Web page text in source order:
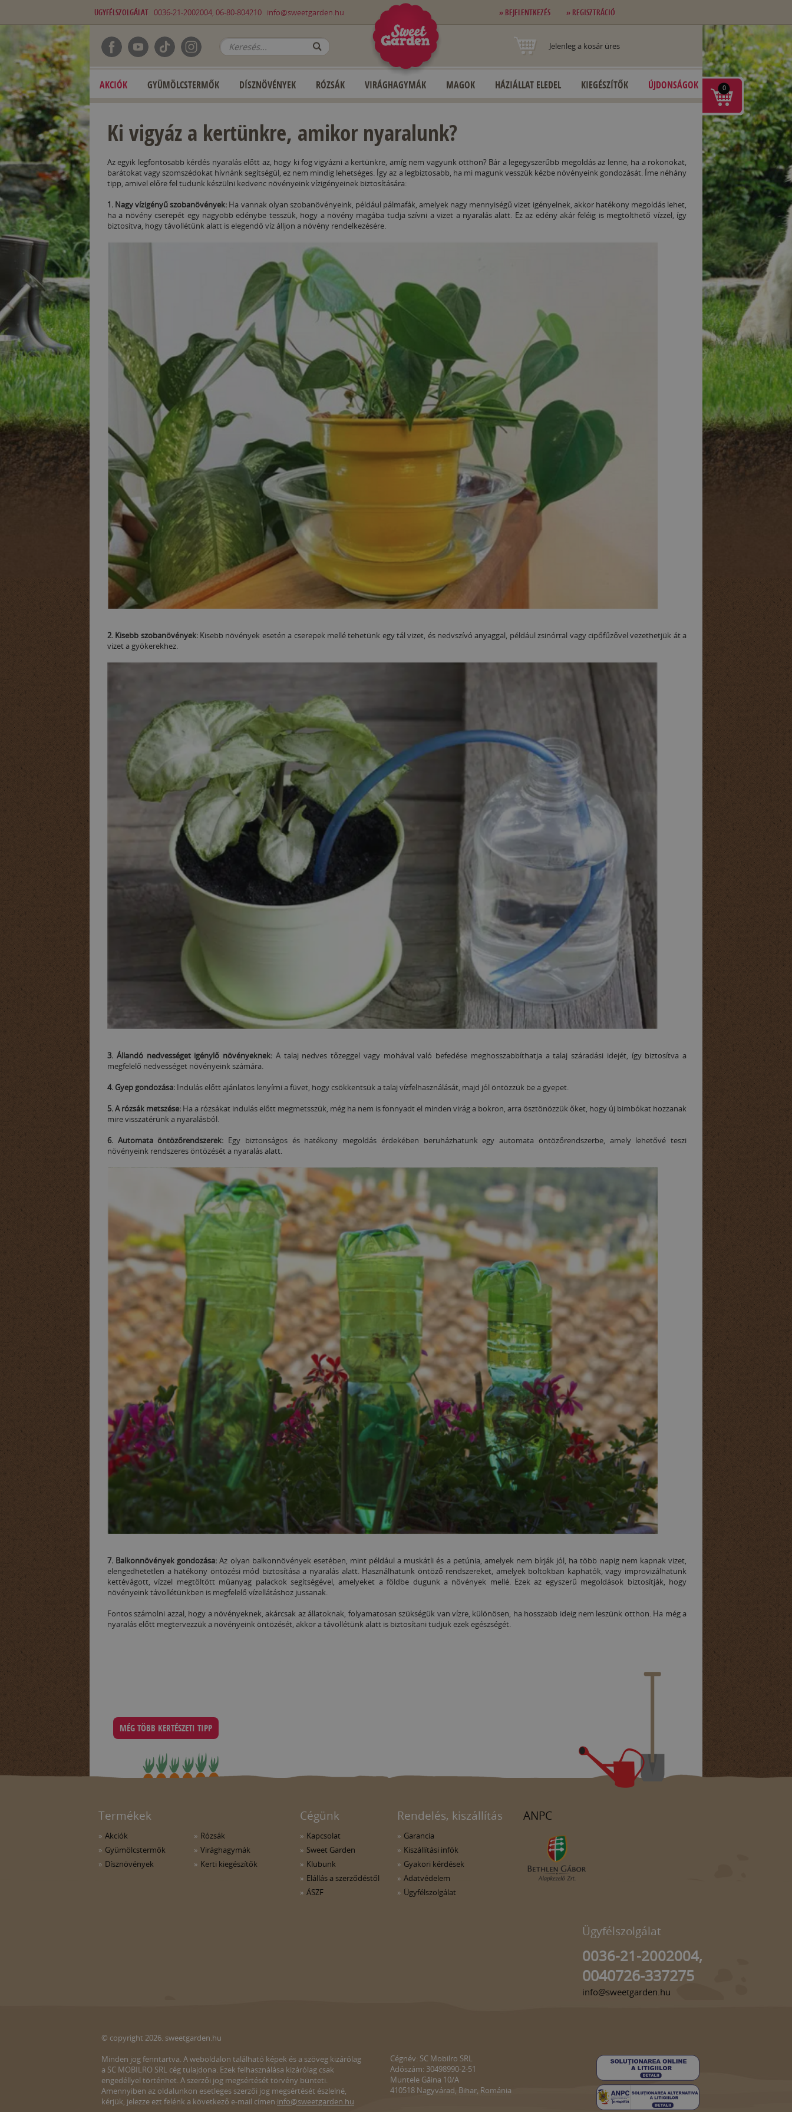
ÜGYFÉLSZOLGÁLAT 0036-21-2002004, 06-80-804210 info@sweetgarden.hu » BEJELENTKEZÉS » REGISZTRÁCIÓ
Jelenleg a kosár üres
AKCIÓK GYÜMÖLCSTERMŐK DÍSZNÖVÉNYEK RÓZSÁK VIRÁGHAGYMÁK MAGOK HÁZIÁLLAT ELEDEL KIEGÉSZÍTŐK ÚJDONSÁGOK
Ki vigyáz a kertünkre, amikor nyaralunk?
Az egyik legfontosabb kérdés nyaralás előtt az, hogy ki fog vigyázni a kertünkre, amíg nem vagyunk otthon? Bár a legegyszerűbb megoldás az lenne, ha a rokonokat,
barátokat vagy szomszédokat hívnánk segítségül, ez nem mindig lehetséges. Így az a legbiztosabb, ha mi magunk vesszük kézbe növényeink gondozását. Íme néhány
tipp, amivel előre fel tudunk készülni kedvenc növényeink vízigényeinek biztosítására:
1. Nagy vízigényű szobanövények: Ha vannak olyan szobanövényeink, például pálmafák, amelyek nagy mennyiségű vizet igényelnek, akkor hatékony megoldás lehet,
ha a növény cserepét egy nagyobb edénybe tesszük, hogy a növény magába tudja szívni a vizet a nyaralás alatt. Ez az edény akár feléig is megtölthető vízzel, így
biztosítva, hogy távollétünk alatt is elegendő víz álljon a növény rendelkezésére.
2. Kisebb szobanövények:Kisebb növények esetén a cserepek mellé tehetünk egy tál vizet, és nedvszívó anyaggal, például zsinórral vagy cipőfűzővel vezethetjük át a
vizet a gyökerekhez.
3. Állandó nedvességet igénylő növényeknek: A talaj nedves tőzeggel vagy mohával való befedése meghosszabbíthatja a talaj száradási idejét, így biztosítva a
megfelelő nedvességet növényeink számára.
4. Gyep gondozása: Indulás előtt ajánlatos lenyírni a füvet, hogy csökkentsük a talaj vízfelhasználását, majd jól öntözzük be a gyepet.
5. A rózsák metszése: Ha a rózsákat indulás előtt megmetsszük, még ha nem is fonnyadt el minden virág a bokron, arra ösztönözzük őket, hogy új bimbókat hozzanak
mire visszatérünk a nyaralásból.
6. Automata öntözőrendszerek: Egy biztonságos és hatékony megoldás érdekében beruházhatunk egy automata öntözőrendszerbe, amely lehetővé teszi
növényeink rendszeres öntözését a nyaralás alatt.
7. Balkonnövények gondozása: Az olyan balkonnövények esetében, mint például a muskátli és a petúnia, amelyek nem bírják jól, ha több napig nem kapnak vizet,
elengedhetetlen a hatékony öntözési mód biztosítása a nyaralás alatt. Használhatunk öntöző rendszereket, amelyek boltokban kaphatók, vagy improvizálhatunk
kettévágott, vízzel megtöltött műanyag palackok segítségével, amelyeket a földbe dugunk a növények mellé. Ezek az egyszerű megoldások biztosítják, hogy
növényeink távollétünkben is megfelelő vízellátáshoz jussanak.
Fontos számolni azzal, hogy a növényeknek, akárcsak az állatoknak, folyamatosan szükségük van vízre, különösen, ha hosszabb ideig nem leszünk otthon. Ha még a
nyaralás előtt megtervezzük a növényeink öntözését, akkor a távollétünk alatt is biztosítani tudjuk ezek egészségét.
MÉG TÖBB KERTÉSZETI TIPP
Termékek
Akciók
Gyümölcstermők
Dísznövények
Rózsák
Virághagymák
Kerti kiegészítők
Cégünk
Kapcsolat
Sweet Garden
Klubunk
Elállás a szerződéstől
ÁSZF
Rendelés, kiszállítás
Garancia
Kiszállítási infók
Gyakori kérdések
Adatvédelem
Ügyfélszolgálat
ANPC
Ügyfélszolgálat
0036-21-2002004,
0040726-337275
info@sweetgarden.hu
© copyright 2026. sweetgarden.hu
Minden jog fenntartva. A weboldalon található képek és a szöveg kizárólag
a SC MOBILRO SRL cég tulajdona. Ezek felhasználása kizárólag csak
engedéllyel történhet. A szerzői jog megsértését törvény bünteti.
Amennyiben az oldalunkon esetleges szerzői jog megsértését észlelné,
kérjük, jelezze ezt felénk a következő e-mail címen:info@sweetgarden.hu
Cégnév: SC Mobilro SRL
Adószám: 30498990-2-51
Muntele Găina 10/A
410518 Nagyvárad, Bihar, Románia
0